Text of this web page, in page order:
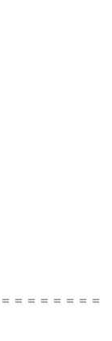
＝＝＝＝＝＝＝